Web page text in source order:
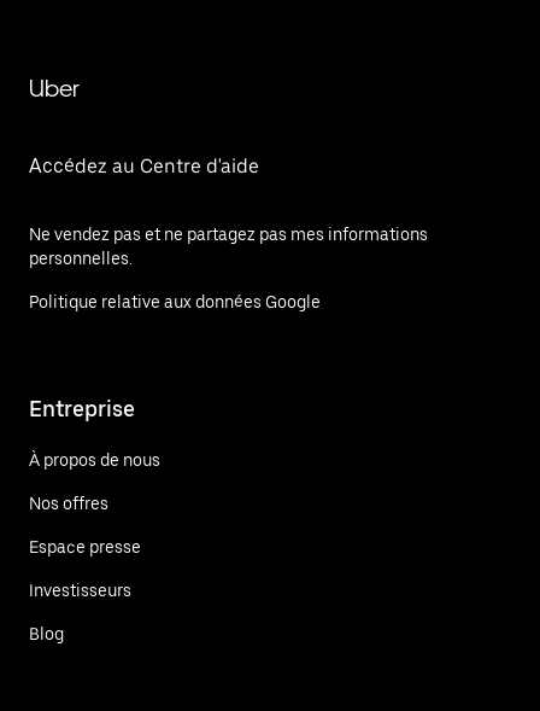
Uber
Accédez au Centre d'aide
Ne vendez pas et ne partagez pas mes informations
personnelles.
Politique relative aux données Google
Entreprise
À propos de nous
Nos offres
Espace presse
Investisseurs
Blog